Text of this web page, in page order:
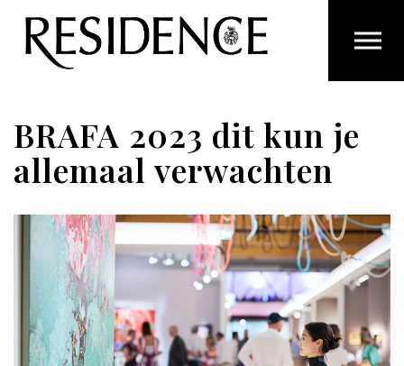
Overslaan en ga direct naar de inhoud
BRAFA 2023 dit kun je
allemaal verwachten